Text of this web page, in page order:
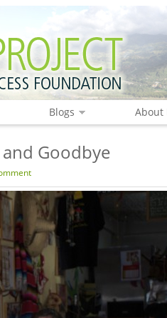
Blogs About
Goodbye